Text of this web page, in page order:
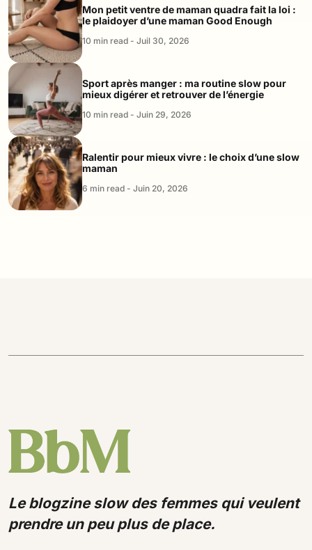
Mon petit ventre de maman quadra fait la loi :
le plaidoyer d’une maman Good Enough
10 min read - Juil 30, 2026
Sport après manger : ma routine slow pour
mieux digérer et retrouver de l’énergie
10 min read - Juin 29, 2026
Ralentir pour mieux vivre : le choix d’une slow
maman
6 min read - Juin 20, 2026
Le blogzine slow des femmes qui veulent
prendre un peu plus de place.